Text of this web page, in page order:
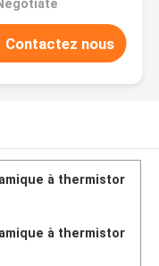
Contactez nous
à thermistor
à thermistor